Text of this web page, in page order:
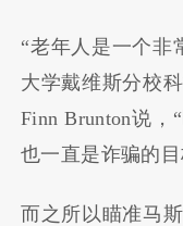
“老年人是一个非
大学戴维斯分校
Finn Brunton说，
也一直是诈骗的目
而之所以瞄准马